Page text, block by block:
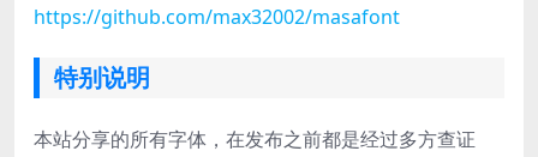
https://github.com/max32002/masafont
特别说明
本站分享的所有字体，在发布之前都是经过多方查证